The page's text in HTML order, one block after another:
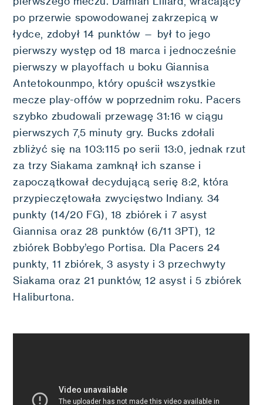
po przerwie spowodowanej zakrzepicą w
łydce, zdobył 14 punktów — był to jego
pierwszy występ od 18 marca i jednocześnie
pierwszy w playoffach u boku Giannisa
Antetokounmpo, który opuścił wszystkie
mecze play-offów w poprzednim roku. Pacers
szybko zbudowali przewagę 31:16 w ciągu
pierwszych 7,5 minuty gry. Bucks zdołali
zbliżyć się na 103:115 po serii 13:0, jednak rzut
za trzy Siakama zamknął ich szanse i
zapoczątkował decydującą serię 8:2, która
przypieczętowała zwycięstwo Indiany. 34
punkty (14/20 FG), 18 zbiórek i 7 asyst
Giannisa oraz 28 punktów (6/11 3PT), 12
zbiórek Bobby’ego Portisa. Dla Pacers 24
punkty, 11 zbiórek, 3 asysty i 3 przechwyty
Siakama oraz 21 punktów, 12 asyst i 5 zbiórek
Haliburtona.